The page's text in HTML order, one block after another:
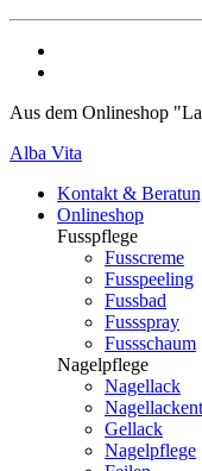
Aus dem Onlineshop
Alba Vita
Kontakt &
Onlineshop
Fusspflege
Fusscreme
Fusspeeling
Fussbad
Fussspray
Fussschaum
Nagelpflege
Nagellack
Gellack
Nagelpflege